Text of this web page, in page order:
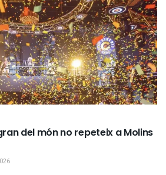
del món no repeteix a Molins